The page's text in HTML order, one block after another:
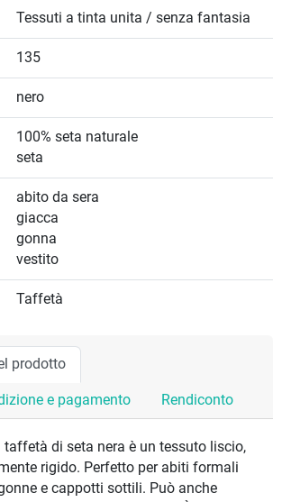
Tessuti a tinta unita / senza fantasia
135
nero
100% seta naturale
seta
abito da sera
giacca
gonna
vestito
Taffetà
prodotto
e pagamento Rendiconto
taffetà di seta nera è un tessuto liscio,
rigido. Perfetto per abiti formali
e cappotti sottili. Può anche